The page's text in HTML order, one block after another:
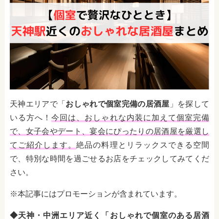
天神エリアで「 おしゃれで個室完備の居酒屋 」を探して
いる方へ！今回は、おしゃれな内装に加えて個室完備
で、女子会やデート、宴会にぴったりの居酒屋を厳選し
てご紹介します。絶品の料理とリラックスできる空間
で、特別な時間を過ごせるお店をチェックしてみてくだ
さい。
※本記事にはプロモーションが含まれています。
◆天神・中洲エリア近く「おしゃれで個室のある居酒